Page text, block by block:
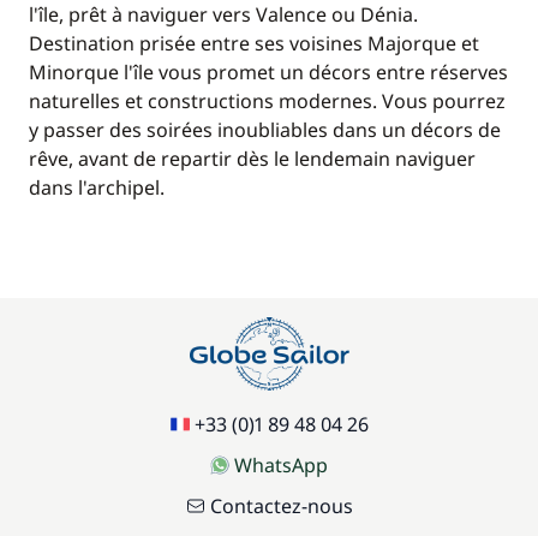
l'île, prêt à naviguer vers Valence ou Dénia.
Destination prisée entre ses voisines Majorque et
Minorque l'île vous promet un décors entre réserves
naturelles et constructions modernes. Vous pourrez
y passer des soirées inoubliables dans un décors de
rêve, avant de repartir dès le lendemain naviguer
dans l'archipel.
+33 (0)1 89 48 04 26
WhatsApp
Contactez-nous